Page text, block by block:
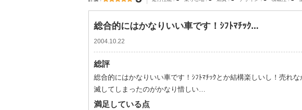
総合的にはかなりいい車です！ｼﾌﾄﾏﾁｯｸ...
2004.10.22
総評
総合的にはかなりいい車です！ｼﾌﾄﾏﾁｯｸとか結構楽しいし！売れ
滅してしまったのがかなり惜しい…
満足している点